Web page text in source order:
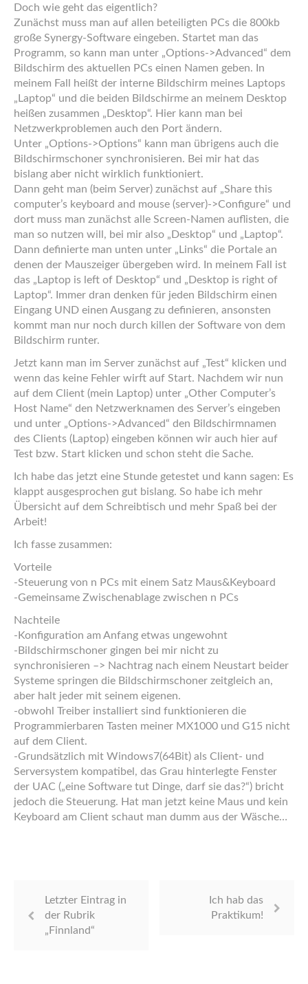
Doch wie geht das eigentlich?
Zunächst muss man auf allen beteiligten PCs die 800kb
große Synergy-Software eingeben. Startet man das
Programm, so kann man unter „Options->Advanced“ dem
Bildschirm des aktuellen PCs einen Namen geben. In
meinem Fall heißt der interne Bildschirm meines Laptops
„Laptop“ und die beiden Bildschirme an meinem Desktop
heißen zusammen „Desktop“. Hier kann man bei
Netzwerkproblemen auch den Port ändern.
Unter „Options->Options“ kann man übrigens auch die
Bildschirmschoner synchronisieren. Bei mir hat das
bislang aber nicht wirklich funktioniert.
Dann geht man (beim Server) zunächst auf „Share this
computer’s keyboard and mouse (server)->Configure“ und
dort muss man zunächst alle Screen-Namen auflisten, die
man so nutzen will, bei mir also „Desktop“ und „Laptop“.
Dann definierte man unten unter „Links“ die Portale an
denen der Mauszeiger übergeben wird. In meinem Fall ist
das „Laptop is left of Desktop“ und „Desktop is right of
Laptop“. Immer dran denken für jeden Bildschirm einen
Eingang UND einen Ausgang zu definieren, ansonsten
kommt man nur noch durch killen der Software von dem
Bildschirm runter.
Jetzt kann man im Server zunächst auf „Test“ klicken und
wenn das keine Fehler wirft auf Start. Nachdem wir nun
auf dem Client (mein Laptop) unter „Other Computer’s
Host Name“ den Netzwerknamen des Server’s eingeben
und unter „Options->Advanced“ den Bildschirmnamen
des Clients (Laptop) eingeben können wir auch hier auf
Test bzw. Start klicken und schon steht die Sache.
Ich habe das jetzt eine Stunde getestet und kann sagen: Es
klappt ausgesprochen gut bislang. So habe ich mehr
Übersicht auf dem Schreibtisch und mehr Spaß bei der
Arbeit!
Ich fasse zusammen:
Vorteile
-Steuerung von n PCs mit einem Satz Maus&Keyboard
-Gemeinsame Zwischenablage zwischen n PCs
Nachteile
-Konfiguration am Anfang etwas ungewohnt
-Bildschirmschoner gingen bei mir nicht zu
synchronisieren –> Nachtrag nach einem Neustart beider
Systeme springen die Bildschirmschoner zeitgleich an,
aber halt jeder mit seinem eigenen.
-obwohl Treiber installiert sind funktionieren die
Programmierbaren Tasten meiner MX1000 und G15 nicht
auf dem Client.
-Grundsätzlich mit Windows7(64Bit) als Client- und
Serversystem kompatibel, das Grau hinterlegte Fenster
der UAC („eine Software tut Dinge, darf sie das?“) bricht
jedoch die Steuerung. Hat man jetzt keine Maus und kein
Keyboard am Client schaut man dumm aus der Wäsche…
Letzter Eintrag in
der Rubrik
„Finnland“
Ich hab das
Praktikum!